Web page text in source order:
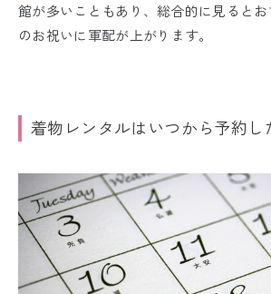
館が多いこともあり、総合的に見るとお
のお祝いに軍配が上がります。
着物レンタルはいつから予約し